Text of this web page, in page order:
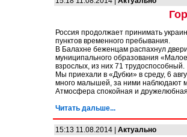
Россия продолжает принимать
пунктов временного пребывания.
В Балахне беженцам распахнул
муниципального образования
взрослых, из них 71 трудоспособный.
Мы приехали в «Дубки» в среду, 6
много малышей, за ними наблюдают
Атмосфера спокойная и
Читать дальше...
15:13 11.08.2014 | Актуально